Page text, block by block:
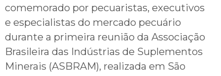
comemorado por pecuaristas, executivos
e especialistas do mercado pecuário
durante a primeira reunião da Associação
Brasileira das Indústrias de Suplementos
Minerais (ASBRAM), realizada em São